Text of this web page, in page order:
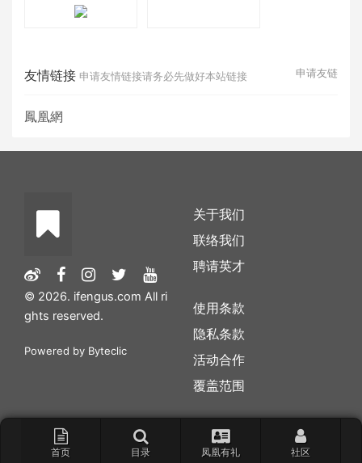
友情链接 申请友情链接请务必先做好本站链接 申请友链
鳳凰網
首页 目录 凤凰有礼 社区
© 2026. ifengus.com All ri
ghts reserved.
Powered by Byteclic
关于我们
联络我们
聘请英才
使用条款
隐私条款
活动合作
覆盖范围